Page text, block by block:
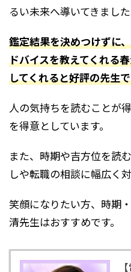
るい未来へ導いてきました
鑑定結果を決めつけずに
ドバイスを教えてくれる
してくれると好評の先生
人の気持ちを読むことが
を得意としています。
また、時期や吉方位を読
しや転職の相談に幅広く
笑顔になりたい方、時期
清先生はおすすめです。